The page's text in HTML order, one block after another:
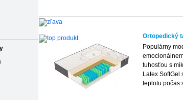
-20%
Ortopedický
Populárny
tuhosťou s
Latex
teplotu počas